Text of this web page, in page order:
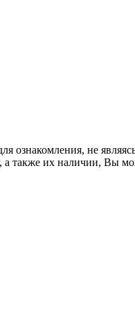
ознакомления, не
также их наличии, Вы